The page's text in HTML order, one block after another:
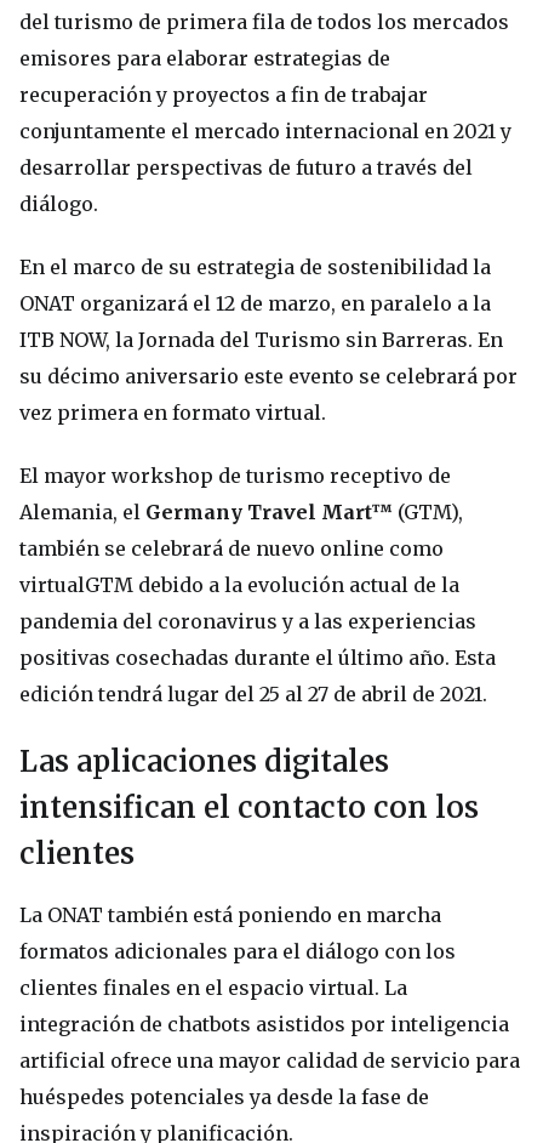
del turismo de primera fila de todos los mercados
emisores para elaborar estrategias de
recuperación y proyectos a fin de trabajar
conjuntamente el mercado internacional en 2021 y
desarrollar perspectivas de futuro a través del
diálogo.
En el marco de su estrategia de sostenibilidad la
ONAT organizará el 12 de marzo, en paralelo a la
ITB NOW, la Jornada del Turismo sin Barreras. En
su décimo aniversario este evento se celebrará por
vez primera en formato virtual.
El mayor workshop de turismo receptivo de
Alemania, el Germany Travel Mart™ (GTM),
también se celebrará de nuevo online como
virtualGTM debido a la evolución actual de la
pandemia del coronavirus y a las experiencias
positivas cosechadas durante el último año. Esta
edición tendrá lugar del 25 al 27 de abril de 2021.
Las aplicaciones digitales
intensifican el contacto con los
clientes
La ONAT también está poniendo en marcha
formatos adicionales para el diálogo con los
clientes finales en el espacio virtual. La
integración de chatbots asistidos por inteligencia
artificial ofrece una mayor calidad de servicio para
huéspedes potenciales ya desde la fase de
inspiración y planificación.